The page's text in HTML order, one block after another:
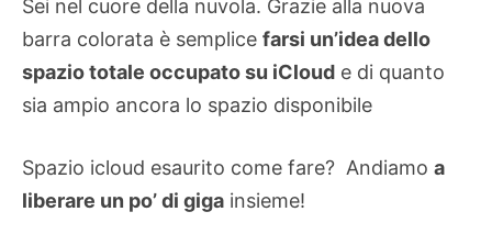
Sei nel cuore della nuvola. Grazie alla nuova
barra colorata è semplice farsi un’idea dello
spazio totale occupato su iCloud e di quanto
sia ampio ancora lo spazio disponibile
Spazio icloud esaurito come fare? Andiamo a
liberare un po’ di giga insieme!